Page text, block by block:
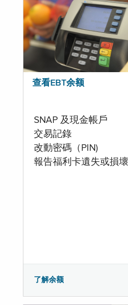
查看EBT余额
SNAP 及現金帳戶
交易記錄
改動密碼（PIN)
報告福利卡遺失或損壞
了解余额